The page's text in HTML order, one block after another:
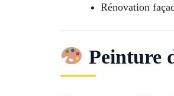
Rénovation
Peinture